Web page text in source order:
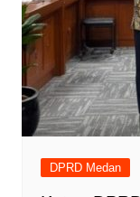
DPRD Medan